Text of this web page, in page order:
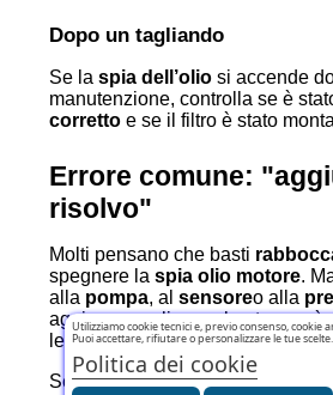
Dopo un tagliando
Se la spia dell’oliosi accende
manutenzione, controlla se è
correttoe se il filtro è stato
Errore comune:
risolvo"
Molti pensano che basti
spegnere la spia olio motore.
alla pompa, al sensoreo alla
aggiungere olio non basta e può
le cose.
Serve prima unadiagnosi
Utilizziamo cookie tecnici e, previo consenso, cookie
Puoi accettare, rifiutare o personalizzare le tue scelte.
Politica dei cookie